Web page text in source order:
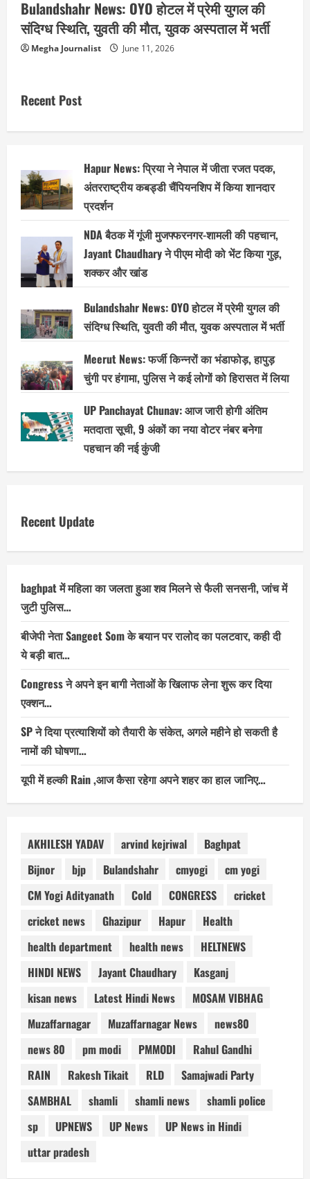
Bulandshahr News: OYO होटल में प्रेमी युगल की
संदिग्ध स्थिति, युवती की मौत, युवक अस्पताल में भर्ती
Megha Journalist June 11, 2026
Recent Post
Hapur News: प्रिया ने नेपाल में जीता रजत पदक,
अंतरराष्ट्रीय कबड्डी चैंपियनशिप में किया शानदार
प्रदर्शन
NDA बैठक में गूंजी मुजफ्फरनगर-शामली की पहचान,
Jayant Chaudhary ने पीएम मोदी को भेंट किया गुड़,
शक्कर और खांड
Bulandshahr News: OYO होटल में प्रेमी युगल की
संदिग्ध स्थिति, युवती की मौत, युवक अस्पताल में भर्ती
Meerut News: फर्जी किन्नरों का भंडाफोड़, हापुड़
चुंगी पर हंगामा, पुलिस ने कई लोगों को हिरासत में लिया
UP Panchayat Chunav: आज जारी होगी अंतिम
मतदाता सूची, 9 अंकों का नया वोटर नंबर बनेगा
पहचान की नई कुंजी
Recent Update
baghpat में महिला का जलता हुआ शव मिलने से फैली सनसनी, जांच में
जुटी पुलिस…
बीजेपी नेता Sangeet Som के बयान पर रालोद का पलटवार, कही दी
ये बड़ी बात…
Congress ने अपने इन बागी नेताओं के खिलाफ लेना शुरू कर दिया
एक्शन…
SP ने दिया प्रत्याशियों को तैयारी के संकेत, अगले महीने हो सकती है
नामों की घोषणा…
यूपी में हल्की Rain ,आज कैसा रहेगा अपने शहर का हाल जानिए…
AKHILESH YADAV arvind kejriwal
Baghpat
Bijnor
bjp Bulandshahr cmyogi
cm yogi
CM Yogi Adityanath
Cold CONGRESS
cricket
cricket news
Ghazipur Hapur
Health
health department
health news
HELTNEWS
HINDI NEWS
Jayant Chaudhary
Kasganj
kisan news
Latest Hindi News
MOSAM VIBHAG
Muzaffarnagar
Muzaffarnagar News
news80
news 80
pm modi PMMODI
Rahul Gandhi
RAIN
Rakesh Tikait RLD
Samajwadi Party
SAMBHAL
shamli shamli news
shamli police
sp
UPNEWS UP News
UP News in Hindi
uttar pradesh